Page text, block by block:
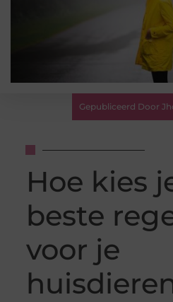
Gepubliceerd Door
Hoe kies
beste
voor je